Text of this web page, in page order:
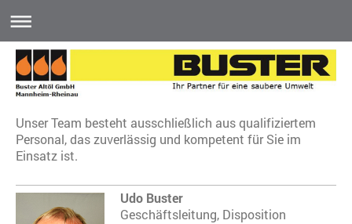
Unser Team besteht ausschließlich aus qualifiziertem
Personal, das zuverlässig und kompetent für Sie im
Einsatz ist.
Udo Buster
Geschäftsleitung, Disposition